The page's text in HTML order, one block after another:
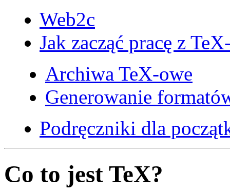
Web2c
Jak zacząć pracę z
Archiwa TeX-owe
Generowanie
Podręczniki dla
Co to jest TeX?